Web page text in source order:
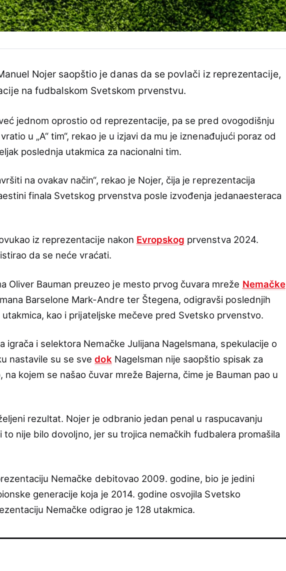
Nojer saopštio je danas da se povlači iz reprezentacije,
na fudbalskom Svetskom prvenstvu.
jednom oprostio od reprezentacije, pa se pred ovogodišnju
u „A“ tim“, rekao je u izjavi da mu je iznenađujući poraz od
poslednja utakmica za nacionalni tim.
na ovakav način“, rekao je Nojer, čija je reprezentacija
finala Svetskog prvenstva posle izvođenja jedanaesteraca
iz reprezentacije nakon Evropskog prvenstva 2024.
da se neće vraćati.
Oliver Bauman preuzeo je mesto prvog čuvara mreže Nemačke
Barselone Mark-Andre ter Štegena, odigravši poslednjih
kao i prijateljske mečeve pred Svetsko prvenstvo.
igrača i selektora Nemačke Julijana Nagelsmana, spekulacije o
nastavile su se svedok Nagelsman nije saopštio spisak za
kojem se našao čuvar mreže Bajerna, čime je Bauman pao u
rezultat. Nojer je odbranio jedan penal u raspucavanju
to nije bilo dovoljno, jer su trojica nemačkih fudbalera promašila
Nemačke debitovao 2009. godine, bio je jedini
generacije koja je 2014. godine osvojila Svetsko
Nemačke odigrao je 128 utakmica.